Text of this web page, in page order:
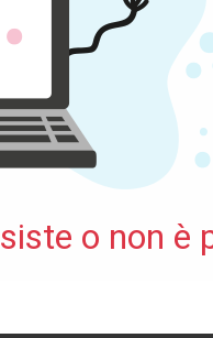
o non è